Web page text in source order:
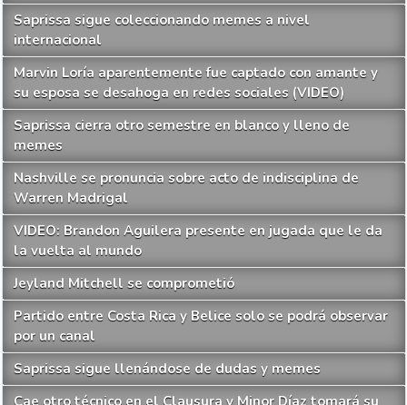
Saprissa sigue coleccionando memes a nivel
internacional
Marvin Loría aparentemente fue captado con amante y
su esposa se desahoga en redes sociales (VIDEO)
Saprissa cierra otro semestre en blanco y lleno de
memes
Nashville se pronuncia sobre acto de indisciplina de
Warren Madrigal
VIDEO: Brandon Aguilera presente en jugada que le da
la vuelta al mundo
Jeyland Mitchell se comprometió
Partido entre Costa Rica y Belice solo se podrá observar
por un canal
Saprissa sigue llenándose de dudas y memes
Cae otro técnico en el Clausura y Minor Díaz tomará su